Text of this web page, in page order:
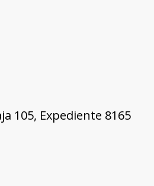
105, Expediente 8165